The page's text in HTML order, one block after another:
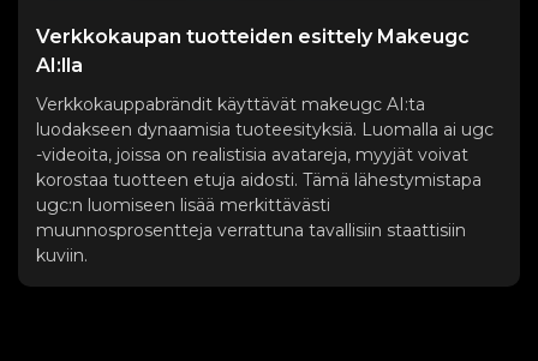
Verkkokaupan tuotteiden esittely Makeugc
AI:lla
Verkkokauppabrändit käyttävät makeugc AI:ta
luodakseen dynaamisia tuoteesityksiä. Luomalla ai ugc
-videoita, joissa on realistisia avatareja, myyjät voivat
korostaa tuotteen etuja aidosti. Tämä lähestymistapa
ugc:n luomiseen lisää merkittävästi
muunnosprosentteja verrattuna tavallisiin staattisiin
kuviin.